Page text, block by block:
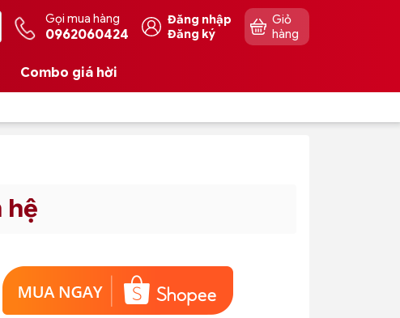
Gọi mua hàng
0962060424
Đăng nhập
Đăng ký
Giỏ
hàng
Combo giá hời
hệ